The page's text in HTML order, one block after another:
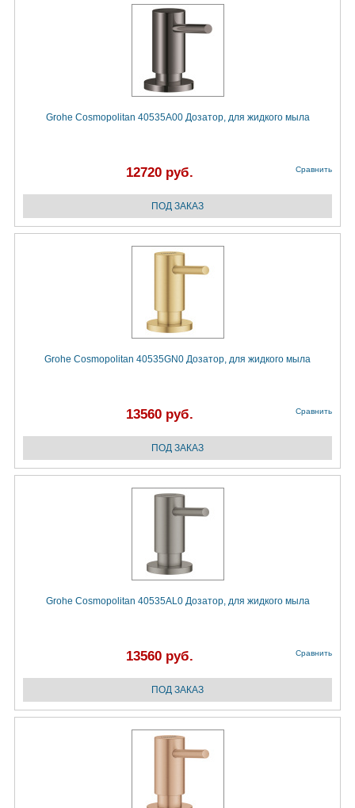
Grohe Cosmopolitan 40535A00 Дозатор, для жидкого мыла
12720 руб. Сравнить
Grohe Cosmopolitan 40535GN0 Дозатор, для жидкого мыла
13560 руб. Сравнить
Grohe Cosmopolitan 40535AL0 Дозатор, для жидкого мыла
13560 руб. Сравнить